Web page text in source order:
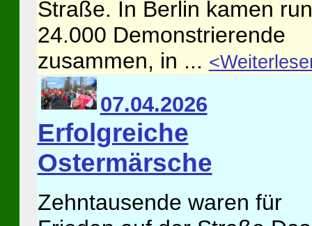
Straße. In Berlin kamen
24.000 Demonstrierende
zusammen, in ...
07.04.2026
Erfolgreiche
Ostermärsche
Zehntausende waren für